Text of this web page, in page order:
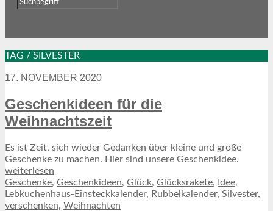
TAG / SILVESTER
17. NOVEMBER 2020
Geschenkideen für die
Weihnachtszeit
Es ist Zeit, sich wieder Gedanken über kleine und große
Geschenke zu machen. Hier sind unsere Geschenkidee.
weiterlesen
Geschenke, Geschenkideen, Glück, Glücksrakete, Idee,
Lebkuchenhaus-Einsteckkalender, Rubbelkalender, Silvester,
verschenken, Weihnachten